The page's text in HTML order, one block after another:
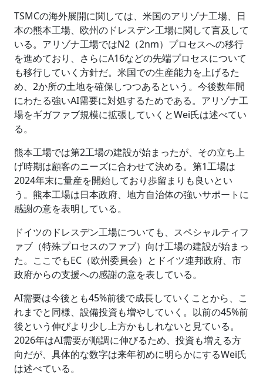
TSMCの海外展開に関しては、米国のアリゾナ工場、日
本の熊本工場、欧州のドレスデン工場に関して言及して
いる。アリゾナ工場ではN2（2nm）プロセスへの移行
を進めており、さらにA16などの先端プロセスについて
も移行していく方針だ。米国での生産能力を上げるた
め、2か所の土地を確保しつつあるという。今後数年間
にわたる強いAI需要に対処するためである。アリゾナ工
場をギガファブ規模に拡張していくとWei氏は述べてい
る。
熊本工場では第2工場の建設が始まったが、その立ち上
げ時期は顧客のニーズに合わせて決める。第1工場は
2024年末に量産を開始しており歩留まりも良いとい
う。熊本工場は日本政府、地方自治体の強いサポートに
感謝の意を表明している。
ドイツのドレスデン工場についても、スペシャルティフ
ァブ（特殊プロセスのファブ）向け工場の建設が始まっ
た。ここでもEC（欧州委員会）とドイツ連邦政府、市
政府からの支援への感謝の意を表している。
AI需要は今後とも45%前後で成長していくことから、こ
れまでと同様、設備投資も増やしていく。以前の45%前
後という伸びより少し上方かもしれないと見ている。
2026年はAI需要が順調に伸びるため、投資も増える方
向だが、具体的な数字は来年初めに明らかにするWei氏
は述べている。